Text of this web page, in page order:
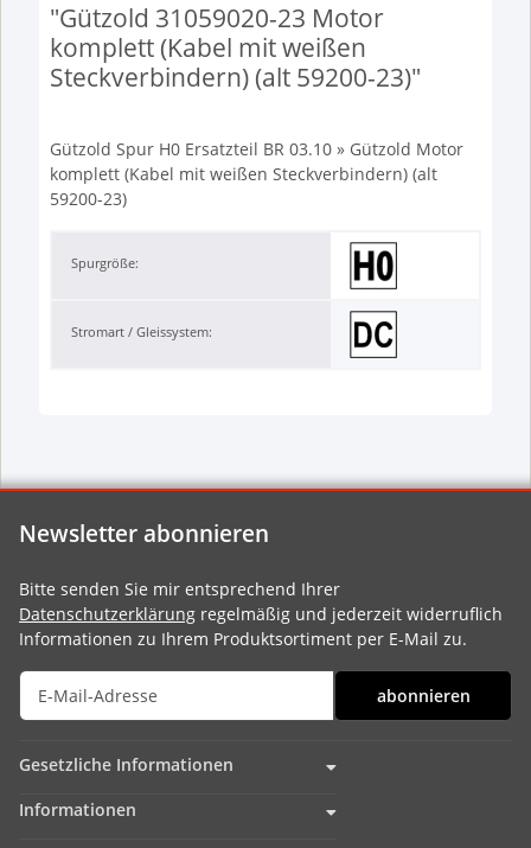
"Gützold 31059020-23 Motor
komplett (Kabel mit weißen
Steckverbindern) (alt 59200-23)"
Gützold Spur H0 Ersatzteil BR 03.10 » Gützold Motor
komplett (Kabel mit weißen Steckverbindern) (alt
59200-23)
Spurgröße:
Stromart / Gleissystem:
Newsletter abonnieren
Bitte senden Sie mir entsprechend Ihrer
Datenschutzerklärung regelmäßig und jederzeit widerruflich
Informationen zu Ihrem Produktsortiment per E-Mail zu.
abonnieren
Gesetzliche Informationen
Informationen